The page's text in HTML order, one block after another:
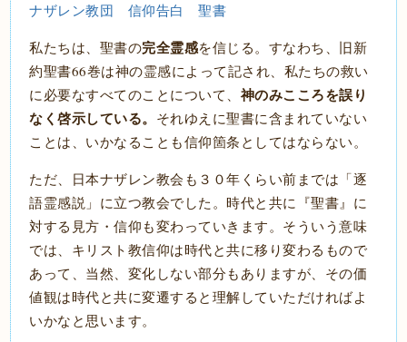
ナザレン教団 信仰告白 聖書
私たちは、聖書の完全霊感を信じる。すなわち、旧新
約聖書66巻は神の霊感によって記され、私たちの救い
に必要なすべてのことについて、 神のみこころを誤り
なく啓示している。 それゆえに聖書に含まれていない
ことは、いかなることも信仰箇条としてはならない。
ただ、日本ナザレン教会も３０年くらい前までは「逐
語霊感説」に立つ教会でした。時代と共に『聖書』に
対する見方・信仰も変わっていきます。そういう意味
では、キリスト教信仰は時代と共に移り変わるもので
あって、当然、変化しない部分もありますが、その価
値観は時代と共に変遷すると理解していただければよ
いかなと思います。